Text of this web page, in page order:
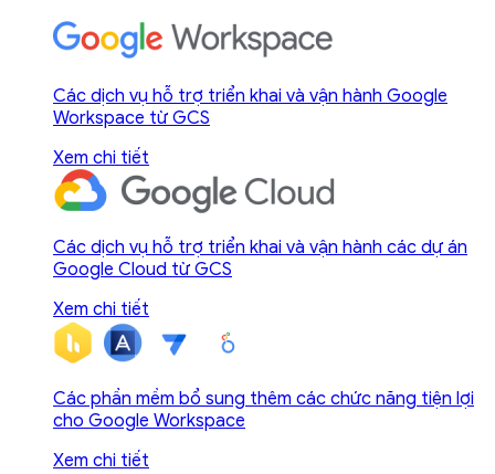
Các dịch vụ hỗ trợ triển khai và vận hành Google
Workspace từ GCS
Xem chi tiết
Các dịch vụ hỗ trợ triển khai và vận hành các dự án
Google Cloud từ GCS
Xem chi tiết
Các phần mềm bổ sung thêm các chức năng tiện lợi
cho Google Workspace
Xem chi tiết